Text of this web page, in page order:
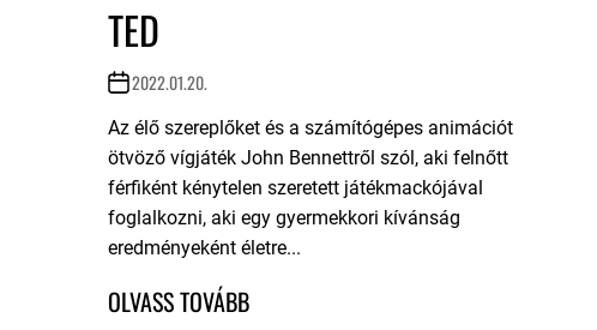
TED
2022.01.20.
Az élő szereplőket és a számítógépes animációt
ötvöző vígjáték John Bennettről szól, aki felnőtt
férfiként kénytelen szeretett játékmackójával
foglalkozni, aki egy gyermekkori kívánság
eredményeként életre...